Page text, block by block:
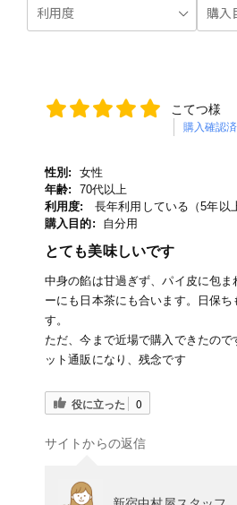
こてつ様
購入確認
性別:
女性
年齢:
70代以上
利用度:
長年利用している（5年以
購入目的:
自分用
とても美味しいです
中身の餡は甘過ぎず、パイ皮に包ま
ーにも日本茶にも合います。日保ち
す。
ただ、今まで近場で購入できたの
ット通販になり、残念です
役に立った 0
サイトからの返信